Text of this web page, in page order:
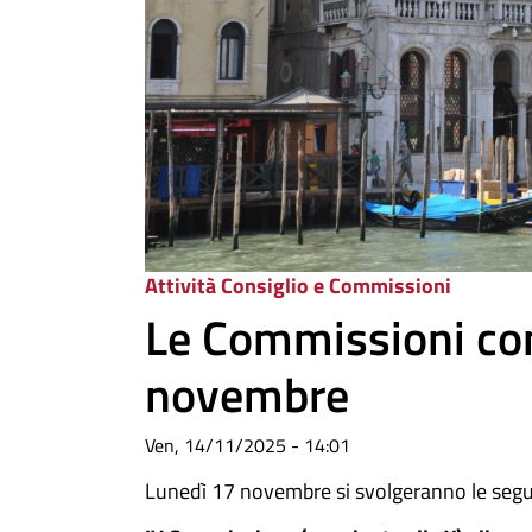
Attività Consiglio e Commissioni
Le Commissioni
novembre
Ven, 14/11/2025 - 14:01
Lunedì 17 novembre si svolgeranno le